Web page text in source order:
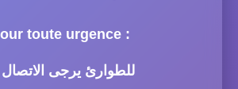
toute urgence :
للطوارئ يرجى الاتصال